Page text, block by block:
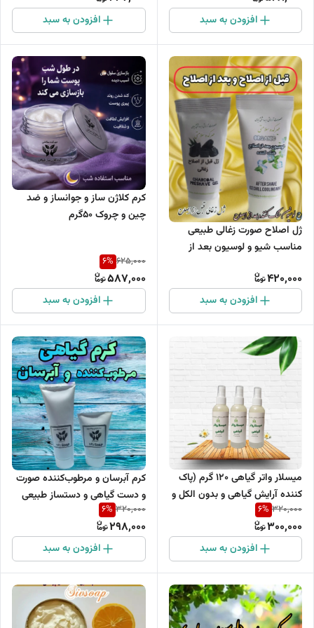
افزودن به سبد افزودن به سبد
ژل اصلاح صورت زغالی طبیعی
مناسب شیو و لوسیون بعد از
التهاب
420,000
افزودن به سبد
کرم کلاژن ساز و جوانساز و ضد
چین و چروک 50گرم
625,000
6%
587,000
افزودن به سبد
میسلار واتر گیاهی ۱۲۰ گرم (پاک
کننده آرایش گیاهی و بدون الکل و
بدون پارابن)
320,000
6%
300,000
افزودن به سبد
کرم آبرسان و مرطوب‌کننده صورت
و دست گیاهی و دستساز طبیعی
320,000
6%
298,000
افزودن به سبد